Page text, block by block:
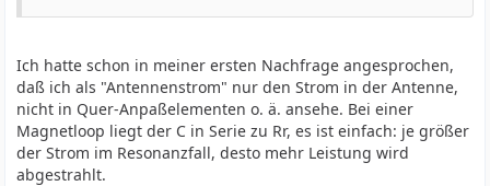
Ich hatte schon in meiner ersten Nachfrage angesprochen,
daß ich als "Antennenstrom" nur den Strom in der Antenne,
nicht in Quer-Anpaßelementen o. ä. ansehe. Bei einer
Magnetloop liegt der C in Serie zu Rr, es ist einfach: je größer
der Strom im Resonanzfall, desto mehr Leistung wird
abgestrahlt.